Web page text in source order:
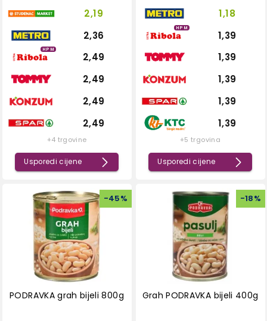
2,19
2,36
HPM
2,49
2,49
2,49
2,49
+4 trgovine
Usporedi cijene
1,18
HPM
1,39
1,39
1,39
1,39
1,39
+5 trgovina
Usporedi cijene
-45%
PODRAVKA grah bijeli 800g
-18%
Grah PODRAVKA bijeli 400g